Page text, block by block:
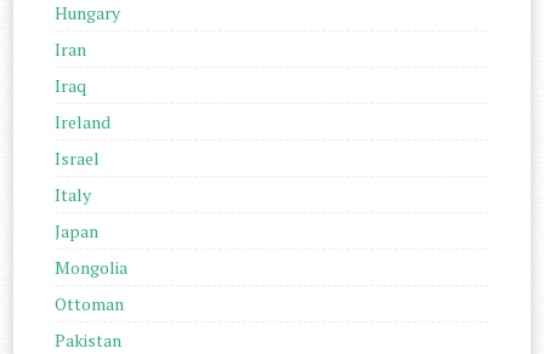
Hungary
Iran
Iraq
Ireland
Israel
Italy
Japan
Mongolia
Ottoman
Pakistan